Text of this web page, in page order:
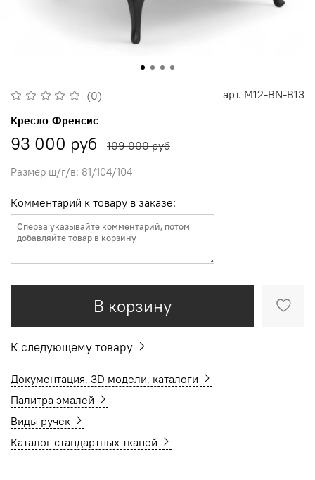
(0) арт. M12-BN-B13
Кресло Френсис
93 000 руб 109 000 руб
Размер ш/г/в: 81/104/104
Комментарий к товару в заказе:
В корзину
К следующему товару
Документация, 3D модели, каталоги
Палитра эмалей
Виды ручек
Каталог стандартных тканей